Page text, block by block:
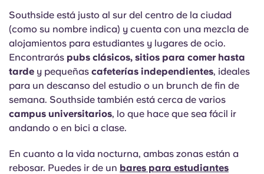
Southside está justo al sur del centro de la ciudad
(como su nombre indica) y cuenta con una mezcla de
alojamientos para estudiantes y lugares de ocio.
Encontrarás pubs clásicos, sitios para comer hasta
tarde y pequeñas cafeterías independientes, ideales
para un descanso del estudio o un brunch de fin de
semana. Southside también está cerca de varios
campus universitarios, lo que hace que sea fácil ir
andando o en bici a clase.
En cuanto a la vida nocturna, ambas zonas están a
rebosar. Puedes ir de un bares para estudiantes